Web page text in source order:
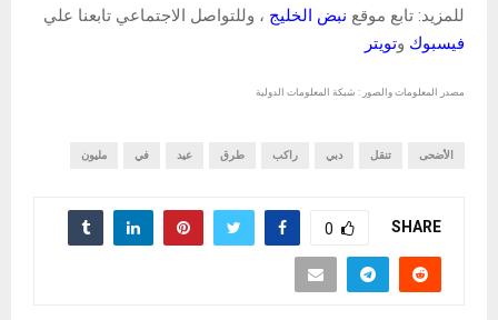
للمزيد: تابع موقع نبض الخليج ، وللتواصل الاجتماعي تابعنا علي
فيسبوك وتويتر
مصدر المعلومات والصور : شبكة المعلومات الدولية
الأضحى تنقل دبي راكب طرق عيد في مليون
SHARE
0